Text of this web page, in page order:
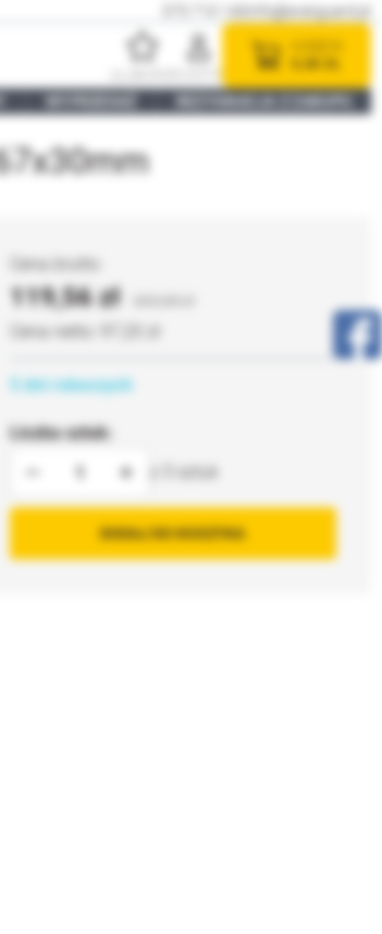
575 710 140info@everguard.pl
REZYGNACJA Z ZAKUPU
119,56
5 dni roboczych
Liczba sztuk:
DODAJ DO KOSZYKA